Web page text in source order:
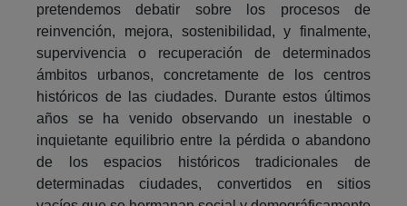
pretendemos debatir sobre los procesos de
reinvención, mejora, sostenibilidad, y finalmente,
supervivencia o recuperación de determinados
ámbitos urbanos, concretamente de los centros
históricos de las ciudades. Durante estos últimos
años se ha venido observando un inestable o
inquietante equilibrio entre la pérdida o abandono
de los espacios históricos tradicionales de
determinadas ciudades, convertidos en sitios